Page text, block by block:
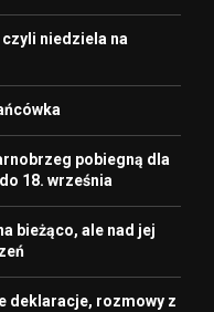
niedziela na
pobiegną dla
18. września
bieżąco, ale nad jej
deklaracje, rozmowy z